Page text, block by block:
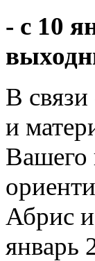
- с 10
В связи
и
Вашего
Абрис
январь